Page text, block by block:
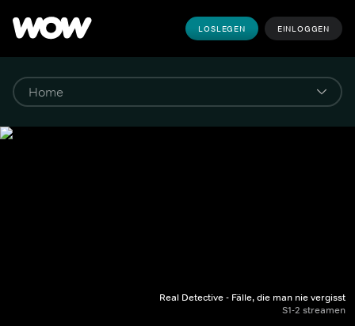
LOSLEGEN EINLOGGEN
Real Detective - Fälle, die man nie vergisst
S1-2 streamen